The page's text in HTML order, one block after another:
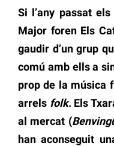
Si l’any passat
Major foren Els
gaudir d’un grup
comú amb ells a
prop de la música
arrels folk. Els
al mercat (
han aconseguit